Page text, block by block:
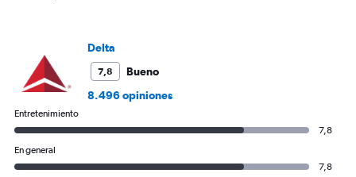
Delta
7,8
Bueno
8.496 opiniones
Entretenimiento
7,8
En general
7,8